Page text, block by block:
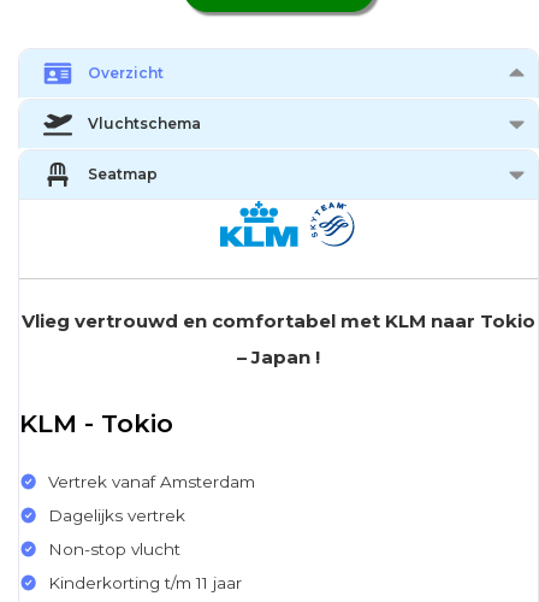
Overzicht
Vluchtschema
Seatmap
Vlieg vertrouwd en comfortabel met KLM naar Tokio
– Japan !
KLM - Tokio
Vertrek vanaf Amsterdam
Dagelijks vertrek
Non-stop vlucht
Kinderkorting t/m 11 jaar